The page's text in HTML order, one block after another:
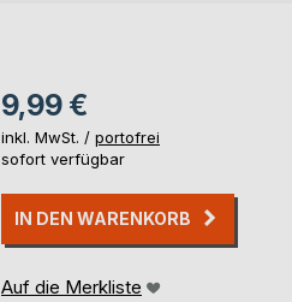
9,99 €
inkl. MwSt. / portofrei
sofort verfügbar
IN DEN WARENKORB
Auf die Merkliste